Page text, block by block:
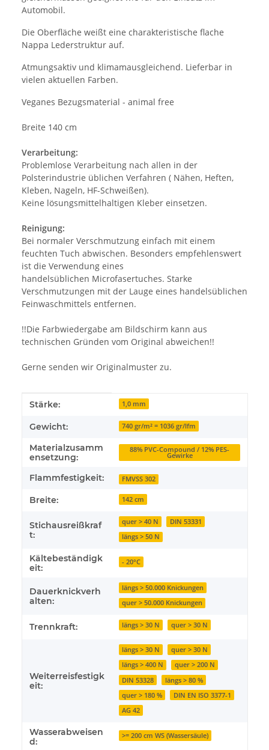
Automobil.
Die Oberfläche weißt eine charakteristische flache
Nappa Lederstruktur auf.
Atmungsaktiv und klimamausgleichend. Lieferbar in
vielen aktuellen Farben.
Veganes Bezugsmaterial - animal free
Breite 140 cm
Verarbeitung:
Problemlose Verarbeitung nach allen in der
Polsterindustrie üblichen Verfahren ( Nähen, Heften,
Kleben, Nageln, HF-Schweißen).
Keine lösungsmittelhaltigen Kleber einsetzen.
Reinigung:
Bei normaler Verschmutzung einfach mit einem
feuchten Tuch abwischen. Besonders empfehlenswert
ist die Verwendung eines
handelsüblichen Microfasertuches. Starke
Verschmutzungen mit der Lauge eines handelsüblichen
Feinwaschmittels entfernen.
!!Die Farbwiedergabe am Bildschirm kann aus
technischen Gründen vom Original abweichen!!
Gerne senden wir Originalmuster zu.
Produkteigenschaft
Wert
Stärke: 1,0 mm
Gewicht: 740 gr/m² = 1036 gr/lfm
Materialzusamm
ensetzung:
88% PVC-Compound / 12% PES-
Gewirke
Flammfestigkeit: FMVSS 302
Breite: 142 cm
Stichausreißkraf
t:
quer > 40 N
DIN 53331
längs > 50 N
Kältebeständigk
eit:
- 20°C
Dauerknickverh
alten:
längs > 50.000 Knickungen
quer > 50.000 Knickungen
Trennkraft: längs > 30 N quer > 30 N
Weiterreisfestigk
eit:
längs > 30 N
quer > 30 N
längs > 400 N
quer > 200 N
DIN 53328
längs > 80 %
quer > 180 %
DIN EN ISO 3377-1
AG 42
Wasserabweisen
d:
>= 200 cm WS (Wassersäule)